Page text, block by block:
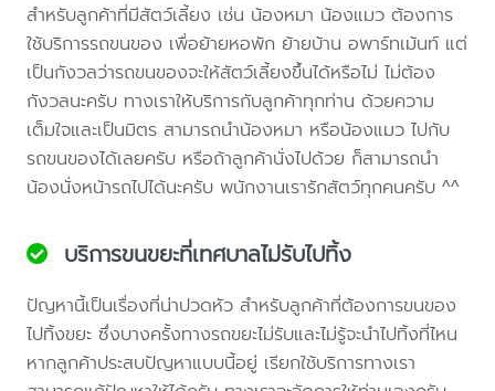
สำหรับลูกค้าที่มีสัตว์เลี้ยง เช่น น้องหมา น้องแมว ต้องการ
ใช้บริการรถขนของ เพื่อย้ายหอพัก ย้ายบ้าน อพาร์ทเม้นท์ แต่
เป็นกังวลว่ารถขนของจะให้สัตว์เลี้ยงขึ้นได้หรือไม่ ไม่ต้อง
กังวลนะครับ ทางเราให้บริการกับลูกค้าทุกท่าน ด้วยความ
เต็มใจและเป็นมิตร สามารถนำน้องหมา หรือน้องแมว ไปกับ
รถขนของได้เลยครับ หรือถ้าลูกค้านั่งไปด้วย ก็สามารถนำ
น้องนั่งหน้ารถไปได้นะครับ พนักงานเรารักสัตว์ทุกคนครับ ^^
บริการขนขยะที่เทศบาลไม่รับไปทิ้ง
ปัญหานี้เป็นเรื่องที่น่าปวดหัว สำหรับลูกค้าที่ต้องการขนของ
ไปทิ้งขยะ ซึ่งบางครั้งทางรถขยะไม่รับและไม่รู้จะนำไปทิ้งที่ไหน
หากลูกค้าประสบปัญหาแบบนี้อยู่ เรียกใช้บริการทางเรา